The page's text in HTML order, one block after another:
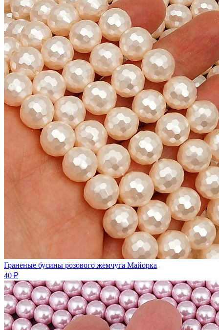
Граненые бусины розового жемчуга Майорка
40 ₽